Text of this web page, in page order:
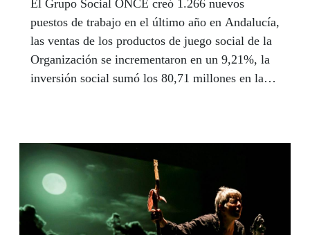
El Grupo Social ONCE creó 1.266 nuevos
puestos de trabajo en el último año en Andalucía,
las ventas de los productos de juego social de la
Organización se incrementaron en un 9,21%, la
inversión social sumó los 80,71 millones en la
delegado territorial de la ONCE en Andalucía,
Ceuta y Melilla, Cristóbal Martínez, en las ocho
capitales andaluzas, junto a los directivos de los
centros y los representantes del Consejo
Territorial.